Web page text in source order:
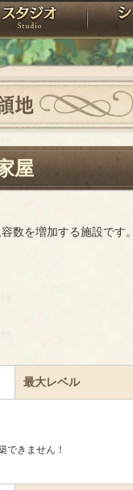
エ スタジオ
地
屋
数を増加する施設です。
最大レベル
できません！